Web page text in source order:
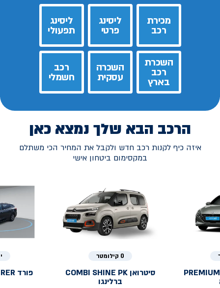
מכירת
רכב
ליסינג
פרטי
ליסינג
תפעולי
השכרת
רכב
בארץ
השכרה
עסקית
רכב
חשמלי
הרכב הבא שלך נמצא כאן
איזה כיף לקנות רכב חדש ולקבל את המחיר הכי משתלם
במקסימום ביטחון אישי
0 קילומטר
סיטרואן COMBI SHINE PK
ברלינגו
פורד